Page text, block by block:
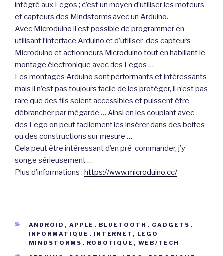
intégré aux Legos ; c’est un moyen d’utiliser les moteurs
et capteurs des Mindstorms avec un Arduino.
Avec Microduino il est possible de programmer en
utilisant l’interface Arduino et d’utiliser des capteurs
Microduino et actionneurs Microduino tout en habillant le
montage électronique avec des Legos …
Les montages Arduino sont performants et intéressants
mais il n’est pas toujours facile de les protéger, il n’est pas
rare que des fils soient accessibles et puissent être
débrancher par mégarde … Ainsi en les couplant avec
des Lego on peut facilement les insérer dans des boites
ou des constructions sur mesure …
Cela peut être intéressant d’en pré-commander, j’y
songe sérieusement …
Plus d’informations : https://www.microduino.cc/
CATÉGORIES
ANDROID , APPLE , BLUETOOTH , GADGETS ,
INFORMATIQUE , INTERNET , LEGO
MINDSTORMS , ROBOTIQUE , WEB/TECH